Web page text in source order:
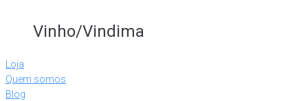
Vinho/Vindima
Loja
Quem somos
Blog